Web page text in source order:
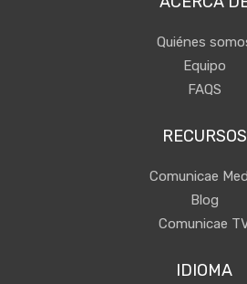
Quiénes
Equipo
FAQS
RECURSOS
Comunicae
Blog
Comunicae
IDIOMA